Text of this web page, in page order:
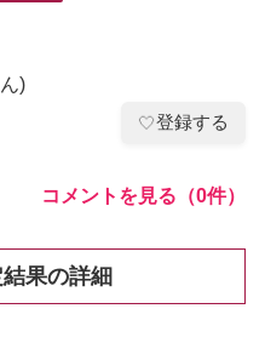
)
🤍登録する
コメントを見る（0件）
果の詳細